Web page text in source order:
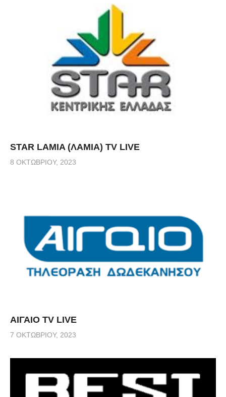
STAR LAMIA (ΛΑΜΙΑ) TV LIVE
8 ΟΚΤΩΒΡΊΟΥ, 2023
ΑΙΓΑΙΟ TV LIVE
7 ΟΚΤΩΒΡΊΟΥ, 2023